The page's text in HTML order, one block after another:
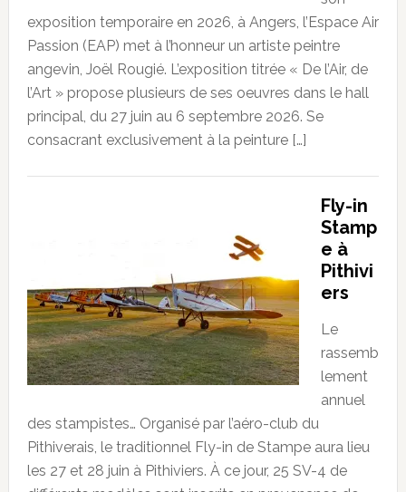
exposition temporaire en 2026, à Angers, l’Espace Air
Passion (EAP) met à l’honneur un artiste peintre
angevin, Joël Rougié. L’exposition titrée « De l’Air, de
l’Art » propose plusieurs de ses oeuvres dans le hall
principal, du 27 juin au 6 septembre 2026. Se
consacrant exclusivement à la peinture […]
Fly-in
Stamp
e à
Pithivi
ers
Le
rassemb
lement
annuel
des stampistes… Organisé par l’aéro-club du
Pithiverais, le traditionnel Fly-in de Stampe aura lieu
les 27 et 28 juin à Pithiviers. À ce jour, 25 SV-4 de